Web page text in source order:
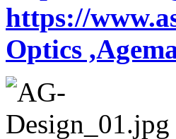
https://
Optics